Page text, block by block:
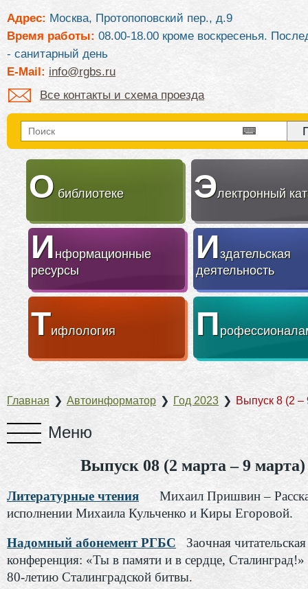
Адрес: Москва, Протопоповский пер., д.9
Время работы: 08.00-18.00 кроме воскресенья.
- санитарный день
E-Mail: info@rgbs.ru
Все контакты и схема проезда
О библиотеке Электронный
Информационные
ресурсы
Издательская
деятельность
Тифлология П
Главная ❯ Автоинформатор ❯ Год 2023 ❯ Выпуск 8 (2 –
Выпуск 08 (2 марта – 9 марта)
Литературные чтения
Михаил Пришвин –
исполнении Михаила Кульченко и Киры Егоровой.
Надомный абонемент РГБС
Заочная читательская
конференция: «Ты в памяти и в сердце,
80-летию Сталинградской битвы.